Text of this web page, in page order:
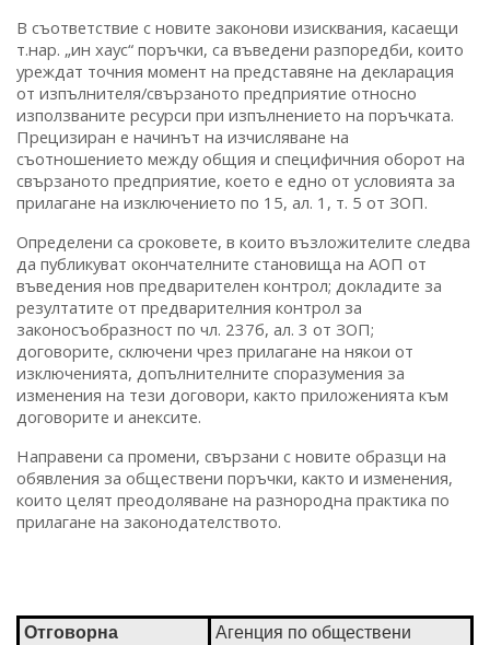
В съответствие с новите законови изисквания, касаещи
т.нар. „ин хаус“ поръчки, са въведени разпоредби, които
уреждат точния момент на представяне на декларация
от изпълнителя/свързаното предприятие относно
използваните ресурси при изпълнението на поръчката.
Прецизиран е начинът на изчисляване на
съотношението между общия и специфичния оборот на
свързаното предприятие, което е едно от условията за
прилагане на изключението по 15, ал. 1, т. 5 от ЗОП.
Определени са сроковете, в които възложителите следва
да публикуват окончателните становища на АОП от
въведения нов предварителен контрол; докладите за
резултатите от предварителния контрол за
законосъобразност по чл. 237б, ал. 3 от ЗОП;
договорите, сключени чрез прилагане на някои от
изключенията, допълнителните споразумения за
изменения на тези договори, както приложенията към
договорите и анексите.
Направени са промени, свързани с новите образци на
обявления за обществени поръчки, както и изменения,
които целят преодоляване на разнородна практика по
прилагане на законодателството.
Отговорна
Агенция по обществени